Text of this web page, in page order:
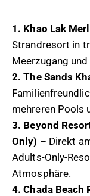
1. Khao Lak
Strandresort in
Meerzugang
2. The Sands
mehreren Pools
3. Beyond
Only) – Direkt
Adults-Only-
Atmosphäre.
4. Chada Beach